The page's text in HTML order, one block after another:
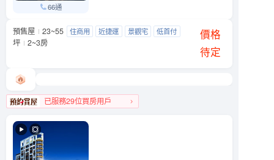
66通
天光之埕
大同區 西寧北路與南京西路239巷口
預售屋
23~55
坪
2~3房
住商用 近捷運 景觀宅 低首付
價格
待定
已服務29位買房用戶